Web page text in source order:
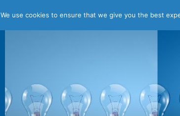
Jenseits aller Standards
We use cookies to ensure that we give you the best